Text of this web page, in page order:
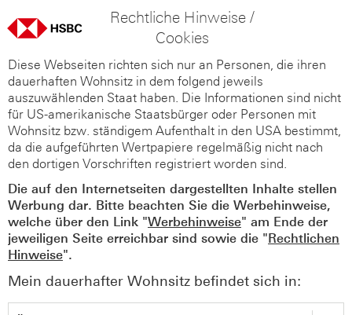
Rechtliche Hinweise /
Cookies
Diese Webseiten richten sich nur an Personen, die ihren
dauerhaften Wohnsitz in dem folgend jeweils
auszuwählenden Staat haben. Die Informationen sind nicht
für US-amerikanische Staatsbürger oder Personen mit
Wohnsitz bzw. ständigem Aufenthalt in den USA bestimmt,
da die aufgeführten Wertpapiere regelmäßig nicht nach
den dortigen Vorschriften registriert worden sind.
Die auf den Internetseiten dargestellten Inhalte stellen
Werbung dar. Bitte beachten Sie die Werbehinweise,
welche über den Link "Werbehinweise" am Ende der
jeweiligen Seite erreichbar sind sowie die "Rechtlichen
Hinweise".
Mein dauerhafter Wohnsitz befindet sich in: